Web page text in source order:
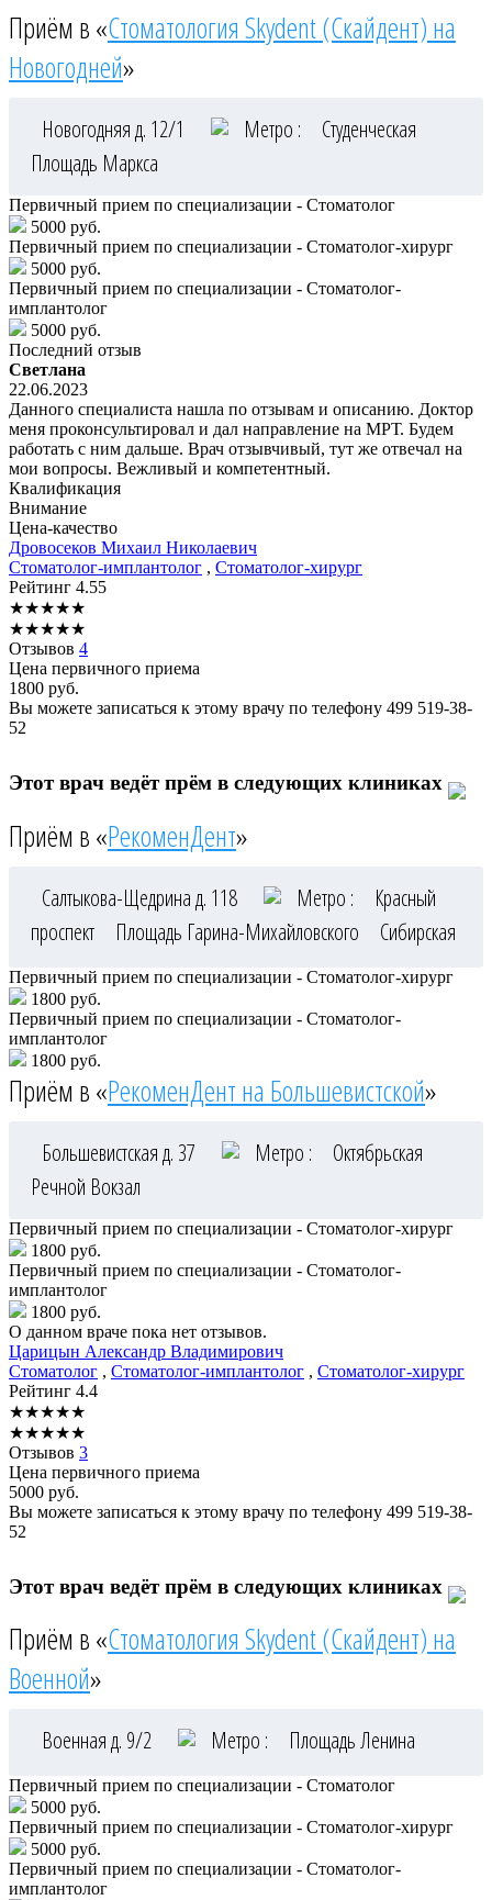
Приём в «Стоматология Skydent (Скайдент) на
Новогодней»
Новогодняя д. 12/1 Метро :
Студенческая
Площадь Маркса
Первичный прием по специализации - Стоматолог
5000 руб.
Первичный прием по специализации - Стоматолог-хирург
5000 руб.
Первичный прием по специализации - Стоматолог-
имплантолог
5000 руб.
Последний отзыв
Светлана
22.06.2023
Данного специалиста нашла по отзывам и описанию. Доктор
меня проконсультировал и дал направление на МРТ. Будем
работать с ним дальше. Врач отзывчивый, тут же отвечал на
мои вопросы. Вежливый и компетентный.
Квалификация
Внимание
Цена-качество
Дровосеков Михаил Николаевич
Стоматолог-имплантолог , Стоматолог-хирург
Рейтинг 4.55
★★★★★
★★★★★
Отзывов 4
Цена первичного приема
1800 руб.
Вы можете записаться к этому врачу по телефону 499 519-38-
52
Этот врач ведёт прём в следующих клиниках
Приём в «РекоменДент»
Салтыкова-Щедрина д. 118 Метро :
Красный
проспект
Площадь Гарина-Михайловского Сибирская
Первичный прием по специализации - Стоматолог-хирург
1800 руб.
Первичный прием по специализации - Стоматолог-
имплантолог
1800 руб.
Приём в «РекоменДент на Большевистской»
Большевистская д. 37 Метро :
Октябрьская
Речной Вокзал
Первичный прием по специализации - Стоматолог-хирург
1800 руб.
Первичный прием по специализации - Стоматолог-
имплантолог
1800 руб.
О данном враче пока нет отзывов.
Царицын Александр Владимирович
Стоматолог , Стоматолог-имплантолог , Стоматолог-хирург
Рейтинг 4.4
★★★★★
★★★★★
Отзывов 3
Цена первичного приема
5000 руб.
Вы можете записаться к этому врачу по телефону 499 519-38-
52
Этот врач ведёт прём в следующих клиниках
Приём в «Стоматология Skydent (Скайдент) на
Военной»
Военная д. 9/2 Метро : Площадь Ленина
Первичный прием по специализации - Стоматолог
5000 руб.
Первичный прием по специализации - Стоматолог-хирург
5000 руб.
Первичный прием по специализации - Стоматолог-
имплантолог